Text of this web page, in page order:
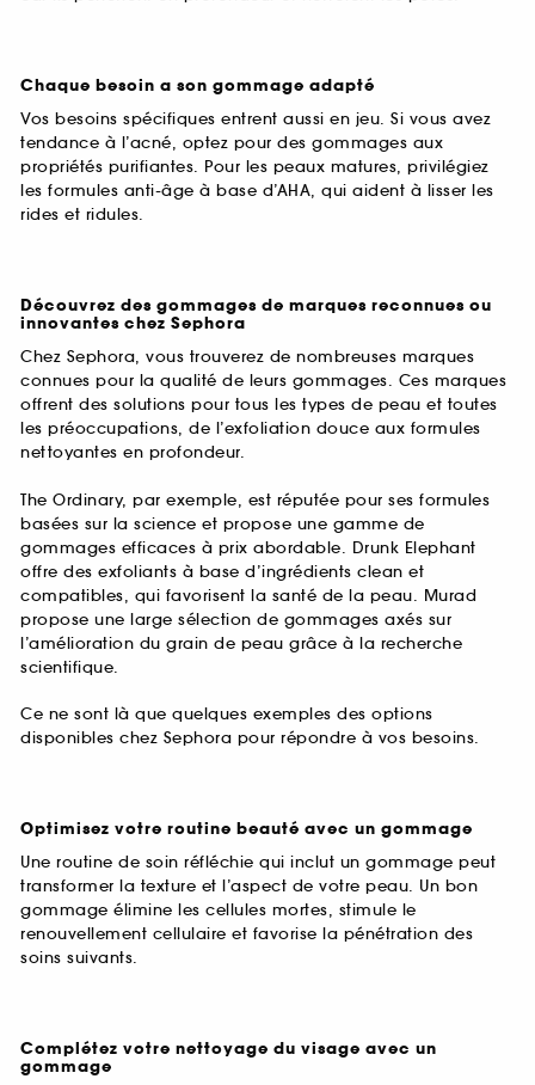
Chaque besoin a son gommage adapté
Vos besoins spécifiques entrent aussi en jeu. Si vous avez
tendance à l’acné, optez pour des gommages aux
propriétés purifiantes. Pour les peaux matures, privilégiez
les formules anti-âge à base d’AHA, qui aident à lisser les
rides et ridules.
Découvrez des gommages de marques reconnues ou
innovantes chez Sephora
Chez Sephora, vous trouverez de nombreuses marques
connues pour la qualité de leurs gommages. Ces marques
offrent des solutions pour tous les types de peau et toutes
les préoccupations, de l’exfoliation douce aux formules
nettoyantes en profondeur.
The Ordinary, par exemple, est réputée pour ses formules
basées sur la science et propose une gamme de
gommages efficaces à prix abordable. Drunk Elephant
offre des exfoliants à base d’ingrédients clean et
compatibles, qui favorisent la santé de la peau. Murad
propose une large sélection de gommages axés sur
l’amélioration du grain de peau grâce à la recherche
scientifique.
Ce ne sont là que quelques exemples des options
disponibles chez Sephora pour répondre à vos besoins.
Optimisez votre routine beauté avec un gommage
Une routine de soin réfléchie qui inclut un gommage peut
transformer la texture et l’aspect de votre peau. Un bon
gommage élimine les cellules mortes, stimule le
renouvellement cellulaire et favorise la pénétration des
soins suivants.
Complétez votre nettoyage du visage avec un
gommage